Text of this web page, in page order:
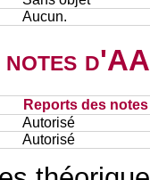
Aucun.
Reports des
Autorisé
Autorisé